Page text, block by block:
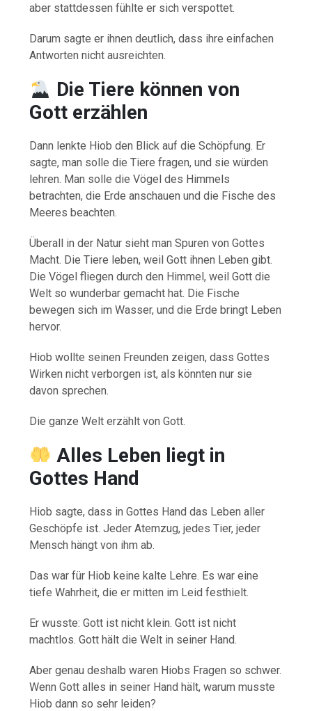
aber stattdessen fühlte er sich verspottet.
Darum sagte er ihnen deutlich, dass ihre einfachen
Antworten nicht ausreichten.
Die Tiere können von
Gott erzählen
Dann lenkte Hiob den Blick auf die Schöpfung. Er
sagte, man solle die Tiere fragen, und sie würden
lehren. Man solle die Vögel des Himmels
betrachten, die Erde anschauen und die Fische des
Meeres beachten.
Überall in der Natur sieht man Spuren von Gottes
Macht. Die Tiere leben, weil Gott ihnen Leben gibt.
Die Vögel fliegen durch den Himmel, weil Gott die
Welt so wunderbar gemacht hat. Die Fische
bewegen sich im Wasser, und die Erde bringt Leben
hervor.
Hiob wollte seinen Freunden zeigen, dass Gottes
Wirken nicht verborgen ist, als könnten nur sie
davon sprechen.
Die ganze Welt erzählt von Gott.
Alles Leben liegt in
Gottes Hand
Hiob sagte, dass in Gottes Hand das Leben aller
Geschöpfe ist. Jeder Atemzug, jedes Tier, jeder
Mensch hängt von ihm ab.
Das war für Hiob keine kalte Lehre. Es war eine
tiefe Wahrheit, die er mitten im Leid festhielt.
Er wusste: Gott ist nicht klein. Gott ist nicht
machtlos. Gott hält die Welt in seiner Hand.
Aber genau deshalb waren Hiobs Fragen so schwer.
Wenn Gott alles in seiner Hand hält, warum musste
Hiob dann so sehr leiden?